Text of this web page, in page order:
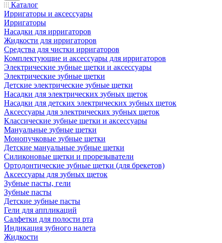
Каталог
Ирригаторы и аксессуары
Ирригаторы
Насадки для ирригаторов
Жидкости для ирригаторов
Средства для чистки ирригаторов
Комплектующие и аксессуары для ирригаторов
Электрические зубные щетки и аксессуары
Электрические зубные щетки
Детские электрические зубные щетки
Насадки для электрических зубных щеток
Насадки для детских электрических зубных щеток
Аксессуары для электрических зубных щеток
Классические зубные щетки и аксессуары
Мануальные зубные щетки
Монопучковые зубные щетки
Детские мануальные зубные щетки
Силиконовые щетки и прорезыватели
Ортодонтические зубные щетки (для брекетов)
Аксессуары для зубных щеток
Зубные пасты, гели
Зубные пасты
Детские зубные пасты
Гели для аппликаций
Салфетки для полости рта
Индикация зубного налета
Жидкости